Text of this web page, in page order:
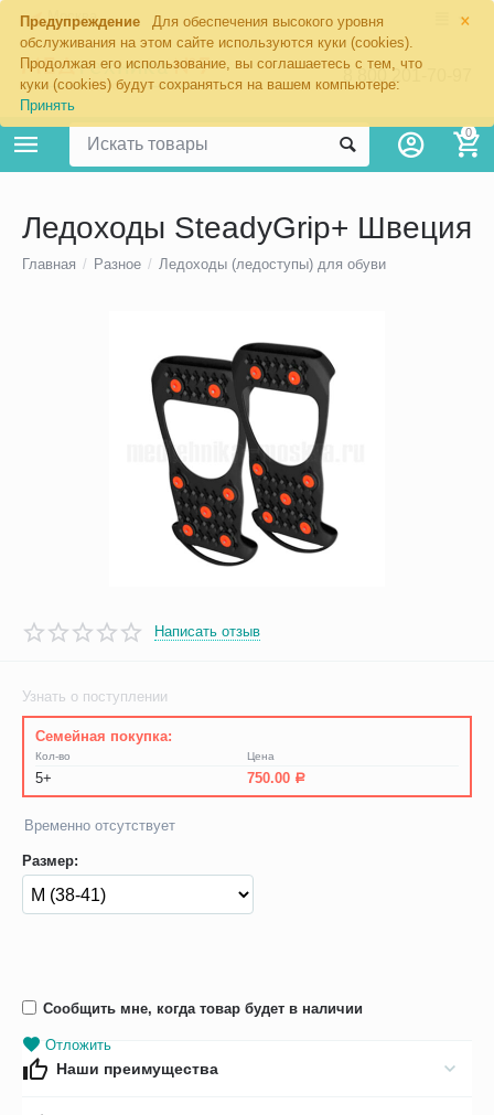
×
Предупреждение
Для обеспечения высокого уровня
обслуживания на этом сайте используются куки (cookies).
Продолжая его использование, вы соглашаетесь с тем, что
куки (cookies) будут сохраняться на вашем компьютере:
Принять
Москва
8 800 201-70-97
0
Ледоходы SteadyGrip+ Швеция
Главная / Разное / Ледоходы (ледоступы) для обуви
Написать отзыв
Узнать о поступлении
Семейная покупка:
Кол-во
5+
Цена
750.00 Р
Временно отсутствует
Размер:
Сообщить мне, когда товар будет в наличии
Отложить
Наши преимущества